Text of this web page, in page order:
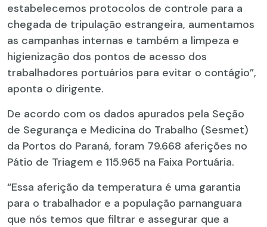
estabelecemos protocolos de controle para a
chegada de tripulação estrangeira, aumentamos
as campanhas internas e também a limpeza e
higienização dos pontos de acesso dos
trabalhadores portuários para evitar o contágio”,
aponta o dirigente.
De acordo com os dados apurados pela Seção
de Segurança e Medicina do Trabalho (Sesmet)
da Portos do Paraná, foram 79.668 aferições no
Pátio de Triagem e 115.965 na Faixa Portuária.
“Essa aferição da temperatura é uma garantia
para o trabalhador e a população parnanguara
que nós temos que filtrar e assegurar que a